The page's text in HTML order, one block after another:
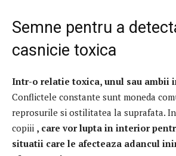
Semne pentru a
casnicie toxica
Intr-o relatie toxica, unul sau ambii
Conflictele constante sunt moneda
reprosurile si ostilitatea la suprafata.
copiii , care vor lupta in interior
situatii care le afecteaza adancul